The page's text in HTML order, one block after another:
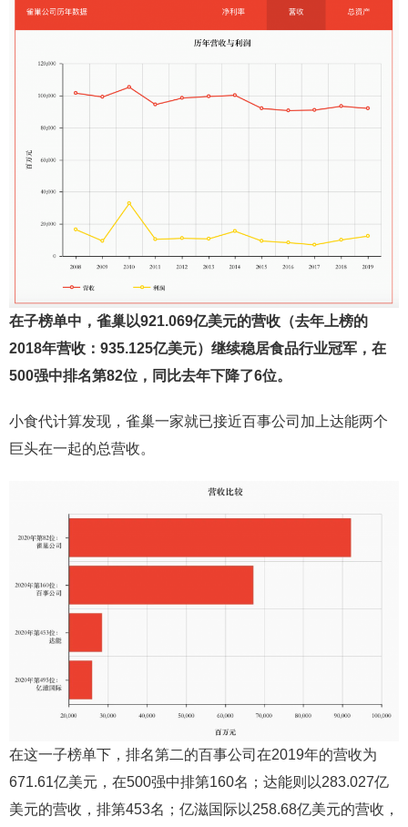
在子榜单中，雀巢以921.069亿美元的营收（去年上榜的
2018年营收：935.125亿美元）继续稳居食品行业冠军，在
500强中排名第82位，同比去年下降了6位。
小食代计算发现，雀巢一家就已接近百事公司加上达能两个
巨头在一起的总营收。
在这一子榜单下，排名第二的百事公司在2019年的营收为
671.61亿美元，在500强中排第160名；达能则以283.027亿
美元的营收，排第453名；亿滋国际以258.68亿美元的营收，